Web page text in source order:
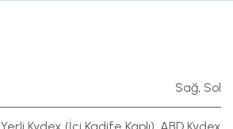
Sağ, Sol